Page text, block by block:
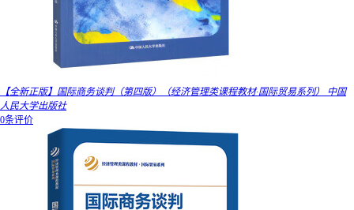
【全新正版】国际商务谈判（第四版）（经济管理类课程教材·国际贸易系列） 中国
人民大学出版社
0条评价